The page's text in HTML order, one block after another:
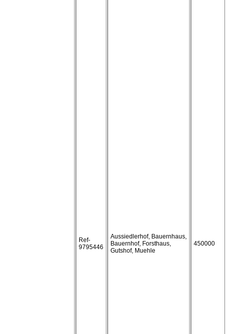
Ref-
9795446
Aussiedlerhof, Bauernhaus,
Bauernhof, Forsthaus,
Gutshof, Muehle
450000